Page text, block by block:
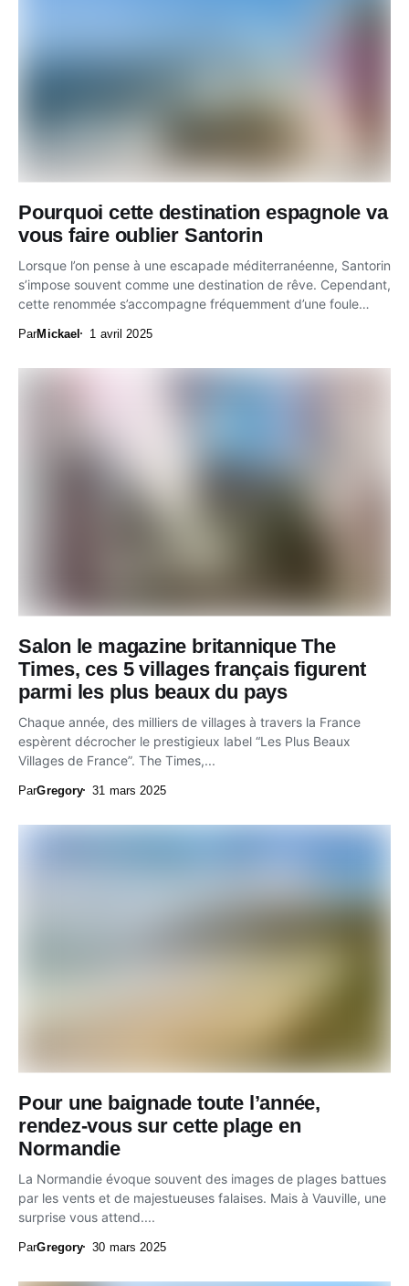
Pourquoi cette destination espagnole va
vous faire oublier Santorin
Lorsque l’on pense à une escapade méditerranéenne, Santorin
s’impose souvent comme une destination de rêve. Cependant,
cette renommée s’accompagne fréquemment d’une foule
ParMickael 1 avril 2025
Salon le magazine britannique The
Times, ces 5 villages français figurent
parmi les plus beaux du pays
Chaque année, des milliers de villages à travers la France
espèrent décrocher le prestigieux label “Les Plus Beaux
Villages de France”. The Times,...
ParGregory 31 mars 2025
Pour une baignade toute l’année,
rendez-vous sur cette plage en
Normandie
La Normandie évoque souvent des images de plages battues
par les vents et de majestueuses falaises. Mais à Vauville, une
surprise vous attend....
ParGregory 30 mars 2025